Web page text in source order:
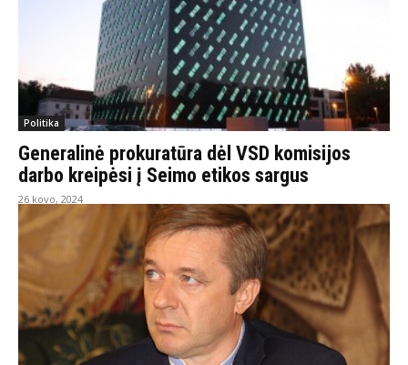
Politika
Generalinė prokuratūra dėl VSD komisijos
darbo kreipėsi į Seimo etikos sargus
26 kovo, 2024